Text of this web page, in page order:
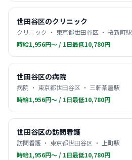
世田谷区のクリニック
クリニック ・ 東京都世田谷区 ・ 桜新町駅
時給1,956円〜 / 1日最低10,780円
世田谷区の病院
病院 ・ 東京都世田谷区 ・ 三軒茶屋駅
時給1,956円〜 / 1日最低10,780円
世田谷区の訪問看護
訪問看護 ・ 東京都世田谷区 ・ 上町駅
時給1,956円〜 / 1日最低10,780円